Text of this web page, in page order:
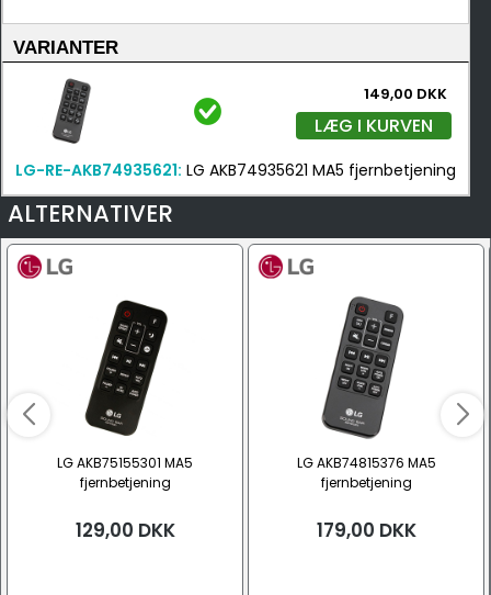
VARIANTER
149,00 DKK
LÆG I KURVEN
LG-RE-AKB74935621: LG AKB74935621 MA5 fjernbetjening
ALTERNATIVER
LG AKB75155301 MA5
fjernbetjening
129,00 DKK
LG AKB74815376 MA5
fjernbetjening
179,00 DKK